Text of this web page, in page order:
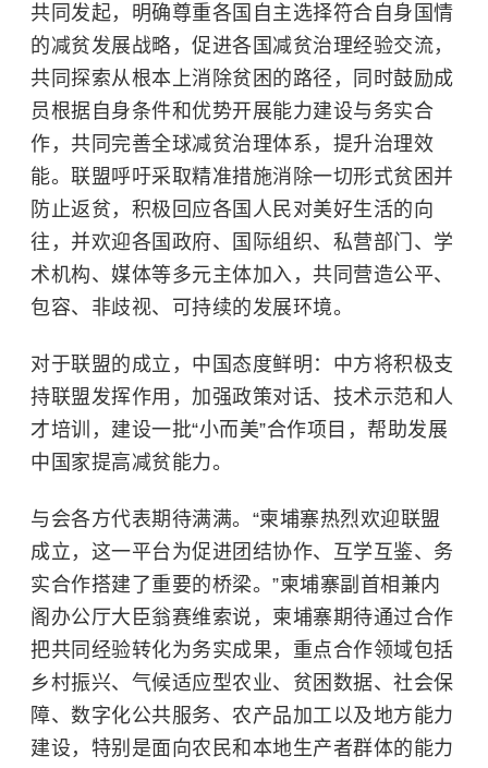
共同发起，明确尊重各国自主选择符合自身国情
的减贫发展战略，促进各国减贫治理经验交流，
共同探索从根本上消除贫困的路径，同时鼓励成
员根据自身条件和优势开展能力建设与务实合
作，共同完善全球减贫治理体系，提升治理效
能。联盟呼吁采取精准措施消除一切形式贫困并
防止返贫，积极回应各国人民对美好生活的向
往，并欢迎各国政府、国际组织、私营部门、学
术机构、媒体等多元主体加入，共同营造公平、
包容、非歧视、可持续的发展环境。
对于联盟的成立，中国态度鲜明：中方将积极支
持联盟发挥作用，加强政策对话、技术示范和人
才培训，建设一批“小而美”合作项目，帮助发展
中国家提高减贫能力。
与会各方代表期待满满。“柬埔寨热烈欢迎联盟
成立，这一平台为促进团结协作、互学互鉴、务
实合作搭建了重要的桥梁。”柬埔寨副首相兼内
阁办公厅大臣翁赛维索说，柬埔寨期待通过合作
把共同经验转化为务实成果，重点合作领域包括
乡村振兴、气候适应型农业、贫困数据、社会保
障、数字化公共服务、农产品加工以及地方能力
建设，特别是面向农民和本地生产者群体的能力